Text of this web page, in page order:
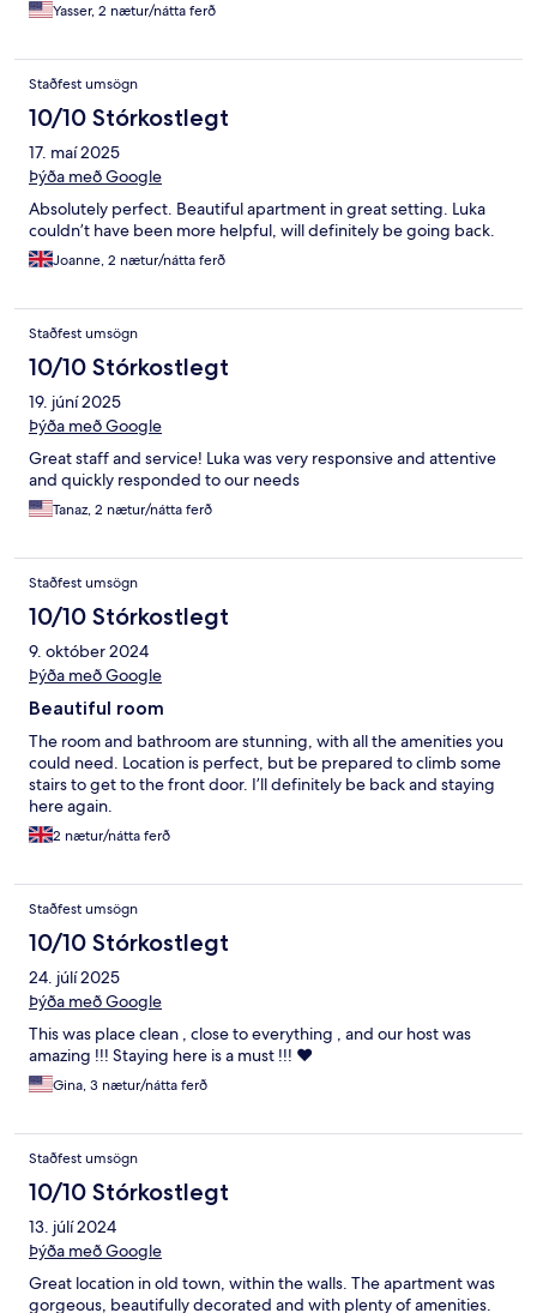
Yasser, 2 nætur/nátta ferð
Staðfest umsögn
10/10 Stórkostlegt
17. maí 2025
Þýða með Google
Absolutely perfect. Beautiful apartment in great setting. Luka
couldn’t have been more helpful, will definitely be going back.
Joanne, 2 nætur/nátta ferð
Staðfest umsögn
10/10 Stórkostlegt
19. júní 2025
Þýða með Google
Great staff and service! Luka was very responsive and attentive
and quickly responded to our needs
Tanaz, 2 nætur/nátta ferð
Staðfest umsögn
10/10 Stórkostlegt
9. október 2024
Þýða með Google
Beautiful room
The room and bathroom are stunning, with all the amenities you
could need. Location is perfect, but be prepared to climb some
stairs to get to the front door. I’ll definitely be back and staying
here again.
2 nætur/nátta ferð
Staðfest umsögn
10/10 Stórkostlegt
24. júlí 2025
Þýða með Google
This was place clean , close to everything , and our host was
amazing !!! Staying here is a must !!! ♥️
Gina, 3 nætur/nátta ferð
Staðfest umsögn
10/10 Stórkostlegt
13. júlí 2024
Þýða með Google
Great location in old town, within the walls. The apartment was
gorgeous, beautifully decorated and with plenty of amenities.